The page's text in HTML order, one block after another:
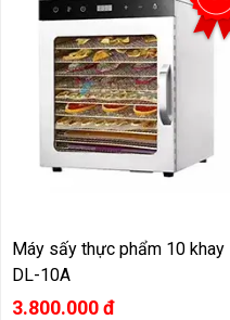
Máy sấy thực phẩm 10 khay
DL-10A
3.800.000 đ